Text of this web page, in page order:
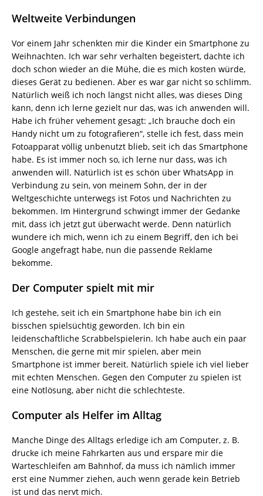
Weltweite Verbindungen
Vor einem Jahr schenkten mir die Kinder ein Smartphone zu
Weihnachten. Ich war sehr verhalten begeistert, dachte ich
doch schon wieder an die Mühe, die es mich kosten würde,
dieses Gerät zu bedienen. Aber es war gar nicht so schlimm.
Natürlich weiß ich noch längst nicht alles, was dieses Ding
kann, denn ich lerne gezielt nur das, was ich anwenden will.
Habe ich früher vehement gesagt: „Ich brauche doch ein
Handy nicht um zu fotografieren“, stelle ich fest, dass mein
Fotoapparat völlig unbenutzt blieb, seit ich das Smartphone
habe. Es ist immer noch so, ich lerne nur dass, was ich
anwenden will. Natürlich ist es schön über WhatsApp in
Verbindung zu sein, von meinem Sohn, der in der
Weltgeschichte unterwegs ist Fotos und Nachrichten zu
bekommen. Im Hintergrund schwingt immer der Gedanke
mit, dass ich jetzt gut überwacht werde. Denn natürlich
wundere ich mich, wenn ich zu einem Begriff, den ich bei
Google angefragt habe, nun die passende Reklame
bekomme.
Der Computer spielt mit mir
Ich gestehe, seit ich ein Smartphone habe bin ich ein
bisschen spielsüchtig geworden. Ich bin ein
leidenschaftliche Scrabbelspielerin. Ich habe auch ein paar
Menschen, die gerne mit mir spielen, aber mein
Smartphone ist immer bereit. Natürlich spiele ich viel lieber
mit echten Menschen. Gegen den Computer zu spielen ist
eine Notlösung, aber nicht die schlechteste.
Computer als Helfer im Alltag
Manche Dinge des Alltags erledige ich am Computer, z. B.
drucke ich meine Fahrkarten aus und erspare mir die
Warteschleifen am Bahnhof, da muss ich nämlich immer
erst eine Nummer ziehen, auch wenn gerade kein Betrieb
ist und das nervt mich.